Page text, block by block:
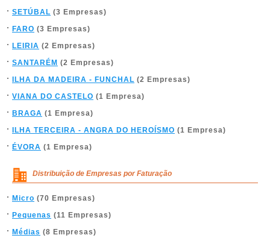
SETÚBAL (3 Empresas)
FARO (3 Empresas)
LEIRIA (2 Empresas)
SANTARÉM (2 Empresas)
ILHA DA MADEIRA - FUNCHAL (2 Empresas)
VIANA DO CASTELO (1 Empresa)
BRAGA (1 Empresa)
ILHA TERCEIRA - ANGRA DO HEROÍSMO (1 Empresa)
ÉVORA (1 Empresa)
Distribuição de Empresas por Faturação
Micro (70 Empresas)
Pequenas (11 Empresas)
Médias (8 Empresas)